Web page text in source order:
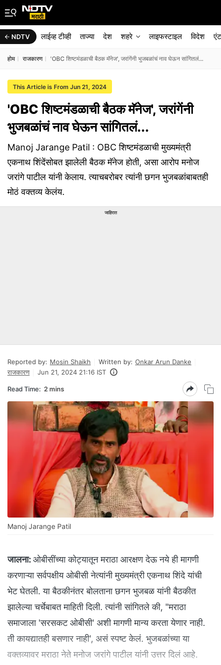
NDTV लाईव्ह टीव्ही ताज्या देश शहरे लाइफस्टाइल विदेश
होम राजकारण 'OBC शिष्टमंडळाची बैठक मॅनेज', जरांगेंनी भुजबळांचं नाव घेऊन सांगितलं...
This Article is From Jun 21, 2024
'OBC शिष्टमंडळाची बैठक मॅनेज', जरांगेंनी
भुजबळांचं नाव घेऊन सांगितलं...
Manoj Jarange Patil : OBC शिष्टमंडळाची मुख्यमंत्री
एकनाथ शिंदेंसोबत झालेली बैठक मॅनेज होती, असा आरोप मनोज
जरांगे पाटील यांनी केलाय. त्याचबरोबर त्यांनी छगन भुजबळांबाबतही
मोठं वक्तव्य केलंय.
जाहिरात
Reported by: Mosin Shaikh Written by: Onkar Arun Danke
राजकारण
Jun 21, 2024 21:16 IST
Read Time: 2 mins
Manoj Jarange Patil
जालना: ओबीसींच्या कोट्यातून मराठा आरक्षण देऊ नये ही मागणी
करणाऱ्या सर्वपक्षीय ओबीसी नेत्यांनी मुख्यमंत्री एकनाथ शिंदे यांची
भेट घेतली. या बैठकीनंतर बोलताना छगन भुजबळ यांनी बैठकीत
झालेल्या चर्चेबाबत माहिती दिली. त्यांनी सांगितले की, "मराठा
समाजाला 'सरसकट ओबीसी' अशी मागणी मान्य करता येणार नाही.
ती कायद्यातही बसणार नाही', असं स्पष्ट केलं. भुजबळांच्या या
वक्तव्यावर मराठा नेते मनोज जरांगे पाटील यांनी उत्तर दिलं आहे.